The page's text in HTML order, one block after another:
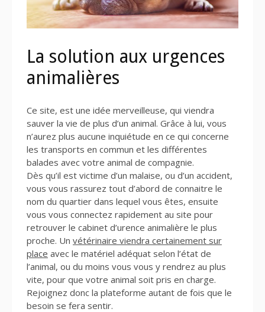
La solution aux urgences
animalières
Ce site, est une idée merveilleuse, qui viendra
sauver la vie de plus d’un animal. Grâce à lui, vous
n’aurez plus aucune inquiétude en ce qui concerne
les transports en commun et les différentes
balades avec votre animal de compagnie.
Dès qu’il est victime d’un malaise, ou d’un accident,
vous vous rassurez tout d’abord de connaitre le
nom du quartier dans lequel vous êtes, ensuite
vous vous connectez rapidement au site pour
retrouver le cabinet d’urence animalière le plus
proche. Un vétérinaire viendra certainement sur
place avec le matériel adéquat selon l’état de
l’animal, ou du moins vous vous y rendrez au plus
vite, pour que votre animal soit pris en charge.
Rejoignez donc la plateforme autant de fois que le
besoin se fera sentir.